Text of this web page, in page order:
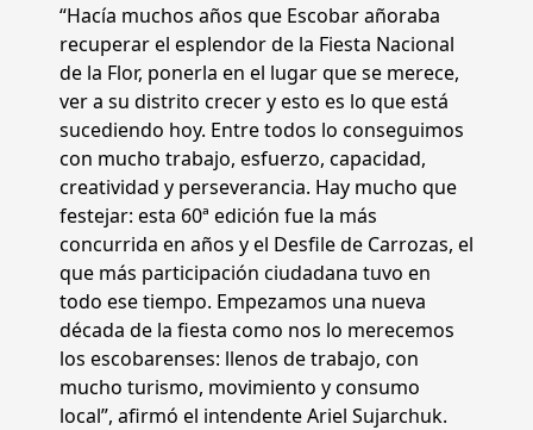
“Hacía muchos años que Escobar añoraba
recuperar el esplendor de la Fiesta Nacional
de la Flor, ponerla en el lugar que se merece,
ver a su distrito crecer y esto es lo que está
sucediendo hoy. Entre todos lo conseguimos
con mucho trabajo, esfuerzo, capacidad,
creatividad y perseverancia. Hay mucho que
festejar: esta 60ª edición fue la más
concurrida en años y el Desfile de Carrozas, el
que más participación ciudadana tuvo en
todo ese tiempo. Empezamos una nueva
década de la fiesta como nos lo merecemos
los escobarenses: llenos de trabajo, con
mucho turismo, movimiento y consumo
local”, afirmó el intendente Ariel Sujarchuk.